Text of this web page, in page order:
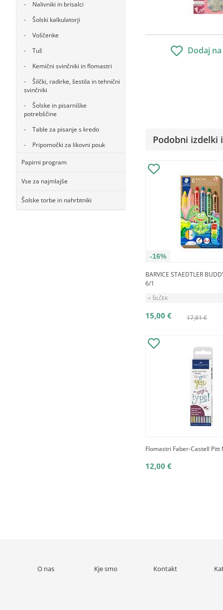
Nalivniki in brisalci
Šolski kalkulatorji
Voščenke
Tuš
Kemični svinčniki in flomastri
Šilčki, radirke, šestila in tehnični
svinčniki
Šolske in pisarniške
potrebščine
Table za pisanje s kredo
Pripomočki za likovni pouk
Papirni program
Vse za najmlajše
Šolske torbe in nahrbtniki
Dodaj
Podobni izdelki
-16%
BARVICE STAEDTLER
6/1
+ ŠILČEK
17,81 €
15,00 €
Flomastri Faber-Castell Pitt
12,00 €
O nas Kje smo Kontakt